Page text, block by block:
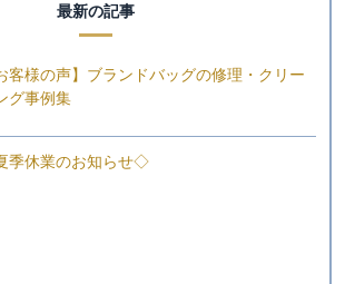
最新の記事
客様の声】ブランドバッグの修理・クリー
グ事例集
季休業のお知らせ◇